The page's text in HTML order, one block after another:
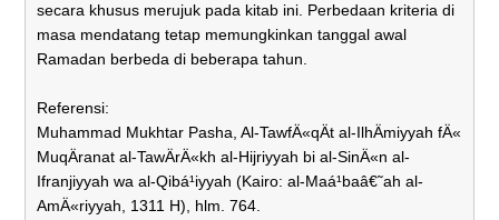
secara khusus merujuk pada kitab ini. Perbedaan kriteria di
masa mendatang tetap memungkinkan tanggal awal
Ramadan berbeda di beberapa tahun.
Referensi:
Muhammad Mukhtar Pasha, Al-TawfÄ«qÄt al-IlhÄmiyyah fÄ«
MuqÄranat al-TawÄrÄ«kh al-Hijriyyah bi al-SinÄ«n al-
Ifranjiyyah wa al-Qibá¹­iyyah (Kairo: al-Maá¹­baâ€˜ah al-
AmÄ«riyyah, 1311 H), hlm. 764.